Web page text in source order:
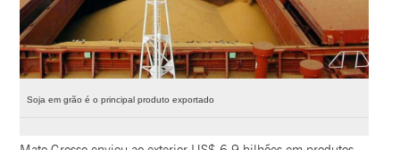
Soja em grão é o principal produto exportado